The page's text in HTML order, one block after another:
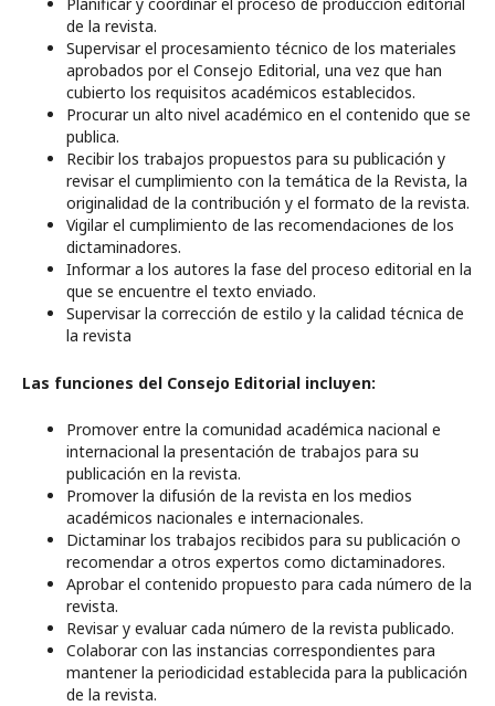
de la revista.
Supervisar el procesamiento técnico de los materiales
aprobados por el Consejo Editorial, una vez que han
cubierto los requisitos académicos establecidos.
Procurar un alto nivel académico en el contenido que se
publica.
Recibir los trabajos propuestos para su publicación y
revisar el cumplimiento con la temática de la Revista, la
originalidad de la contribución y el formato de la revista.
Vigilar el cumplimiento de las recomendaciones de los
dictaminadores.
Informar a los autores la fase del proceso editorial en la
que se encuentre el texto enviado.
Supervisar la corrección de estilo y la calidad técnica de
la revista
Las funciones del Consejo Editorial incluyen:
Promover entre la comunidad académica nacional e
internacional la presentación de trabajos para su
publicación en la revista.
Promover la difusión de la revista en los medios
académicos nacionales e internacionales.
Dictaminar los trabajos recibidos para su publicación o
recomendar a otros expertos como dictaminadores.
Aprobar el contenido propuesto para cada número de la
revista.
Revisar y evaluar cada número de la revista publicado.
Colaborar con las instancias correspondientes para
mantener la periodicidad establecida para la publicación
de la revista.